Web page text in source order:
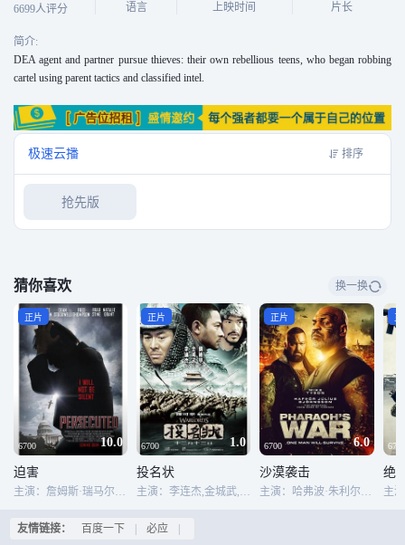
6699人评分 语言 上映时间 片长
简介:
DEA agent and partner pursue thieves: their own rebellious teens, who began robbing
cartel using parent tactics and classified intel.
极速云播 排序
抢先版
猜你喜欢 换一换
6700 10.0
正片
迫害
主演：詹姆斯·瑞马尔,迪恩·斯托克维尔,劳尔·特鲁希洛,布鲁斯·戴维森,弗雷德·多尔顿·汤普森,大卫·豪斯
6700 1.0
正片
投名状
主演：李连杰,金城武,刘德华,徐静蕾
6700 6.0
正片
沙漠袭击
主演：哈弗波·朱利尔斯·比昂森,迈克·泰森
6700
正
绝
友情链接： 百度一下 必应